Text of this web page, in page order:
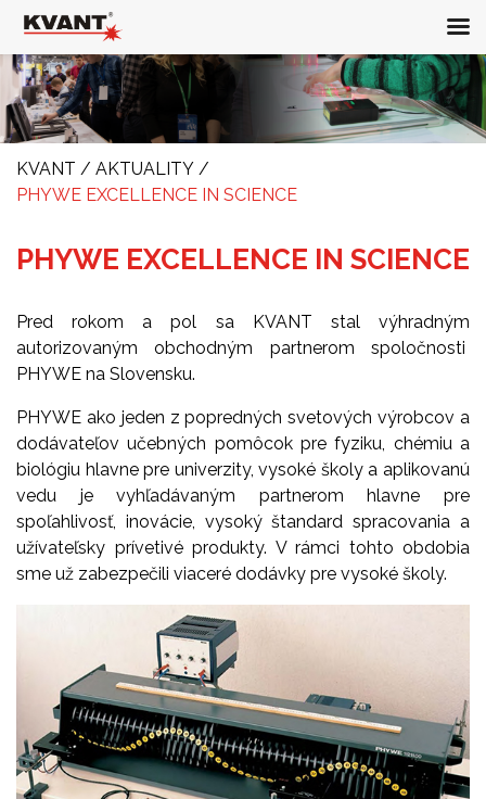
KVANT / AKTUALITY /
PHYWE EXCELLENCE IN SCIENCE
PHYWE EXCELLENCE IN SCIENCE
Pred rokom a pol sa KVANT stal výhradným
autorizovaným obchodným partnerom spoločnosti
PHYWE na Slovensku.
PHYWE ako jeden z popredných svetových výrobcov a
dodávateľov učebných pomôcok pre fyziku, chémiu a
biológiu hlavne pre univerzity, vysoké školy a aplikovanú
vedu je vyhľadávaným partnerom hlavne pre
spoľahlivosť, inovácie, vysoký štandard spracovania a
užívateľsky prívetivé produkty. V rámci tohto obdobia
sme už zabezpečili viaceré dodávky pre vysoké školy.